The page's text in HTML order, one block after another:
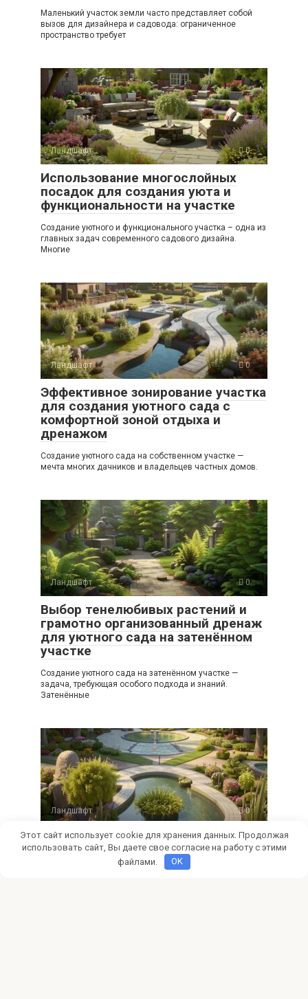
Маленький участок земли часто представляет собой
вызов для дизайнера и садовода: ограниченное
пространство требует
Ландшафт 0
Использование многослойных
посадок для создания уюта и
функциональности на участке
Создание уютного и функционального участка – одна из
главных задач современного садового дизайна.
Многие
Ландшафт 0
Эффективное зонирование участка
для создания уютного сада с
комфортной зоной отдыха и
дренажом
Создание уютного сада на собственном участке —
мечта многих дачников и владельцев частных домов.
Ландшафт 0
Выбор тенелюбивых растений и
грамотно организованный дренаж
для уютного сада на затенённом
участке
Создание уютного сада на затенённом участке —
задача, требующая особого подхода и знаний.
Затенённые
Ландшафт 0
Эргономика и красота: как
правильно сочетать дренаж и
зоны отдыха в саду
Этот сайт использует cookie для хранения данных. Продолжая
использовать сайт, Вы даете свое согласие на работу с этими
файлами.
OK